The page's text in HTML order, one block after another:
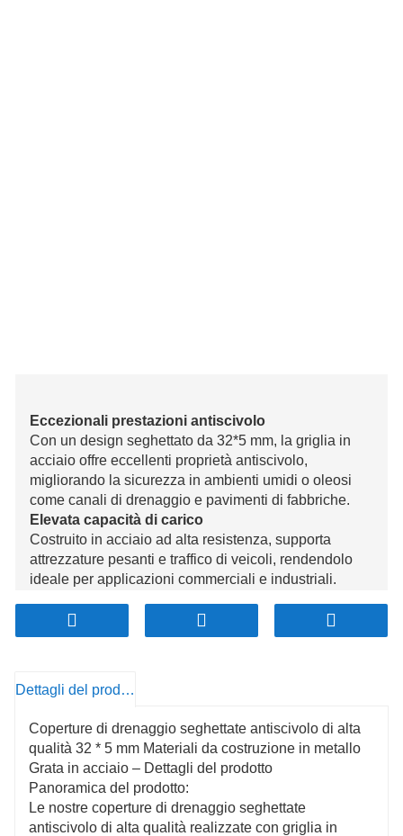
Eccezionali prestazioni antiscivolo
Con un design seghettato da 32*5 mm, la griglia in
acciaio offre eccellenti proprietà antiscivolo,
migliorando la sicurezza in ambienti umidi o oleosi
come canali di drenaggio e pavimenti di fabbriche.
Elevata capacità di carico
Costruito in acciaio ad alta resistenza, supporta
attrezzature pesanti e traffico di veicoli, rendendolo
ideale per applicazioni commerciali e industriali.
Trattata con rivestimenti anticorrosione, la griglia è
resistente all'umidità e agli agenti chimici, garantendo
Facilmente regolabile per adattarsi a varie dimensioni
versatili in una vasta gamma di ambienti.
Ecologico e riciclabile
Realizzata con materiali riciclabili, la griglia in acciaio
supporta pratiche sostenibili ed è conforme agli
standard ambientali internazionali.
Dettagli del prodotto
Coperture di drenaggio seghettate antiscivolo di alta
qualità 32 * 5 mm Materiali da costruzione in metallo
Grata in acciaio – Dettagli del prodotto
Panoramica del prodotto:
Le nostre coperture di drenaggio seghettate
antiscivolo di alta qualità realizzate con griglia in